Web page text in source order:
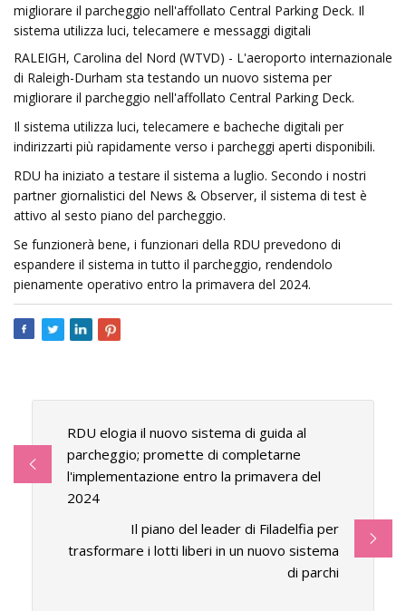
migliorare il parcheggio nell'affollato Central Parking Deck. Il
sistema utilizza luci, telecamere e messaggi digitali
RALEIGH, Carolina del Nord (WTVD) - L'aeroporto internazionale
di Raleigh-Durham sta testando un nuovo sistema per
migliorare il parcheggio nell'affollato Central Parking Deck.
Il sistema utilizza luci, telecamere e bacheche digitali per
indirizzarti più rapidamente verso i parcheggi aperti disponibili.
RDU ha iniziato a testare il sistema a luglio. Secondo i nostri
partner giornalistici del News & Observer, il sistema di test è
attivo al sesto piano del parcheggio.
Se funzionerà bene, i funzionari della RDU prevedono di
espandere il sistema in tutto il parcheggio, rendendolo
pienamente operativo entro la primavera del 2024.
RDU elogia il nuovo sistema di guida al
parcheggio; promette di completarne
l'implementazione entro la primavera del
2024
Il piano del leader di Filadelfia per
trasformare i lotti liberi in un nuovo sistema
di parchi